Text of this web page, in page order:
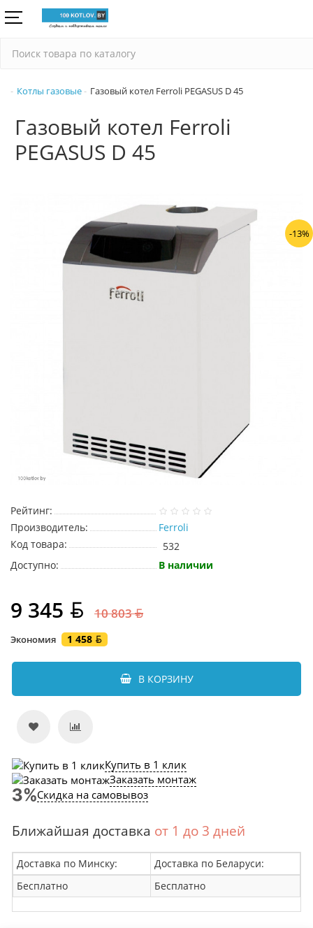
Котлы газовые Газовый котел Ferroli PEGASUS D 45
Газовый котел Ferroli
PEGASUS D 45
-13%
Рейтинг:
Производитель:
Ferroli
Код товара:
532
Доступно:
В наличии
9 345 10 803
Экономия 1 458
В КОРЗИНУ
Купить в 1 клик
Заказать монтаж
Скидка на самовывоз
Ближайшая доставка от 1 до 3 дней
Доставка по Минску:
Доставка по Беларуси:
Бесплатно
Бесплатно